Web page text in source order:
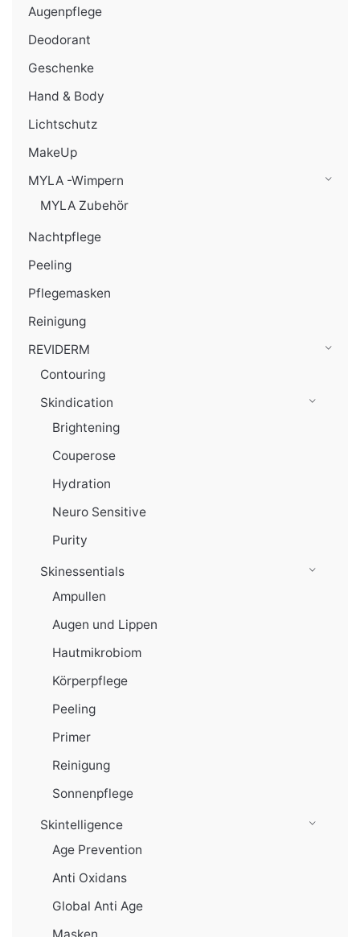
Augenpflege
Deodorant
Geschenke
Hand & Body
Lichtschutz
MakeUp
MYLA -Wimpern
MYLA Zubehör
Nachtpflege
Peeling
Pflegemasken
Reinigung
REVIDERM
Contouring
Skindication
Brightening
Couperose
Hydration
Neuro Sensitive
Purity
Skinessentials
Ampullen
Augen und Lippen
Hautmikrobiom
Körperpflege
Peeling
Primer
Reinigung
Sonnenpflege
Skintelligence
Age Prevention
Anti Oxidans
Global Anti Age